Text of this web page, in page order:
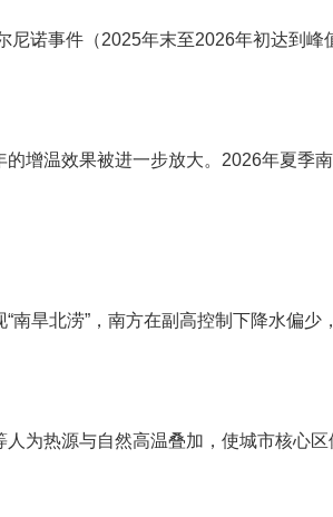
尼诺事件（2025年末至2026年初达到峰
增温效果被进一步放大。2026年夏季
南旱北涝”，南方在副高控制下降水偏
为热源与自然高温叠加，使城市核心